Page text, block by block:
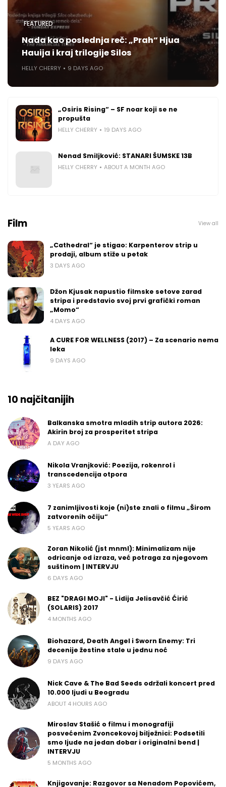
FEATURED
Nada kao poslednja reč: „Prah“ Hjua
Hauija i kraj trilogije Silos
HELLY CHERRY 9 DAYS AGO
„Osiris Rising“ – SF noar koji se ne
propušta
HELLY CHERRY 19 DAYS AGO
Nenad Smiljković: STANARI ŠUMSKE 13B
HELLY CHERRY ABOUT A MONTH AGO
Film View all
„Cathedral“ je stigao: Karpenterov strip u
prodaji, album stiže u petak
3 DAYS AGO
Džon Kjusak napustio filmske setove zarad
stripa i predstavio svoj prvi grafički roman
„Momo“
4 DAYS AGO
A CURE FOR WELLNESS (2017) – Za scenario nema
leka
9 DAYS AGO
10 najčitanijih
Balkanska smotra mladih strip autora 2026:
Akirin broj za prosperitet stripa
A DAY AGO
Nikola Vranjković: Poezija, rokenrol i
transcedencija otpora
3 YEARS AGO
7 zanimljivosti koje (ni)ste znali o filmu „Širom
zatvorenih očiju“
5 YEARS AGO
Zoran Nikolić (jst mnml): Minimalizam nije
odricanje od izraza, već potraga za njegovom
suštinom | INTERVJU
6 DAYS AGO
BEZ "DRAGI MOJI" - Lidija Jelisavčić Ćirić
(SOLARIS) 2017
4 MONTHS AGO
Biohazard, Death Angel i Sworn Enemy: Tri
decenije žestine stale u jednu noć
9 DAYS AGO
Nick Cave & The Bad Seeds održali koncert pred
10.000 ljudi u Beogradu
ABOUT 4 HOURS AGO
Miroslav Stašić o filmu i monografiji
posvećenim Zvoncekovoj bilježnici: Podsetili
smo ljude na jedan dobar i originalni bend |
INTERVJU
5 MONTHS AGO
Knjigovanje: Razgovor sa Nenadom Popovićem,